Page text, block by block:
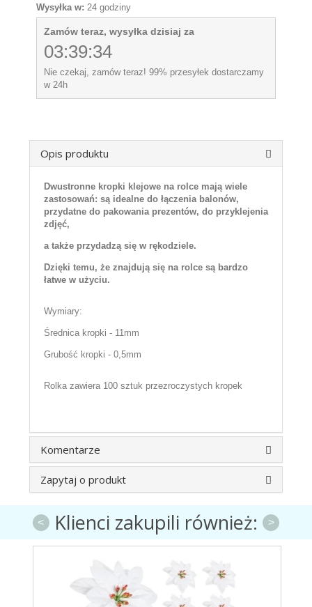
Wysyłka w: 24 godziny
Zamów teraz, wysyłka dzisiaj za
03:39:34
Nie czekaj, zamów teraz! 99% przesyłek dostarczamy
w 24h
Opis produktu
Dwustronne kropki klejowe na rolce mają wiele
zastosowań: są idealne do łączenia balonów,
przydatne do pakowania prezentów, do przyklejenia
zdjęć,
a także przydadzą się w rękodziele.
Dzięki temu, że znajdują się na rolce są bardzo
łatwe w użyciu.
Wymiary:
Średnica kropki - 11mm
Grubość kropki - 0,5mm
Rolka zawiera 100 sztuk przezroczystych kropek
Komentarze
Zapytaj o produkt
Klienci zakupili również:
< >